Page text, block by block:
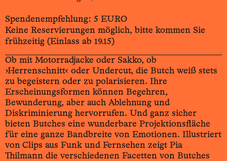
Spendenempfehlung: 5 EURO
Keine Reservierungen möglich, bitte kommen Sie
frühzeitig (Einlass ab 19.15)
Ob mit Motorradjacke oder Sakko, ob
›Herrenschnitt‹ oder Undercut, die Butch weiß stets
zu begeistern oder zu polarisieren. Ihre
Erscheinungsformen können Begehren,
Bewunderung, aber auch Ablehnung und
Diskriminierung hervorrufen. Und ganz sicher
bieten Butches eine wunderbare Projektionsfläche
für eine ganze Bandbreite von Emotionen. Illustriert
von Clips aus Funk und Fernsehen zeigt Pia
Thilmann die verschiedenen Facetten von Butches